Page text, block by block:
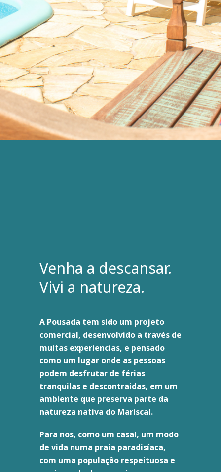
Venha a descansar.
Vivi a natureza.
A Pousada tem sido um projeto
comercial, desenvolvido a través de
muitas experiencias, e pensado
como um lugar onde as pessoas
podem desfrutar de férias
tranquilas e descontraidas, em um
ambiente que preserva parte da
natureza nativa do Mariscal.
Para nos, como um casal, um modo
de vida numa praia paradisíaca,
com uma populaçâo respeituosa e